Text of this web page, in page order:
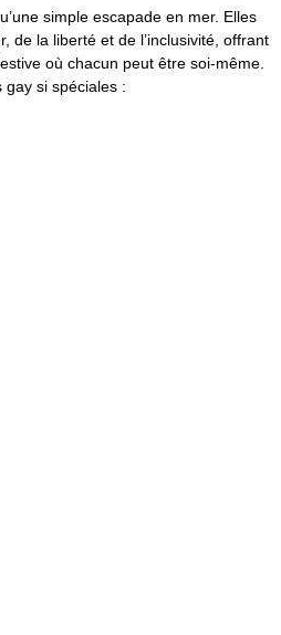
simple escapade en mer. Elles
de la liberté et de l’inclusivité, offrant
où chacun peut être soi-même.
gay si spéciales :